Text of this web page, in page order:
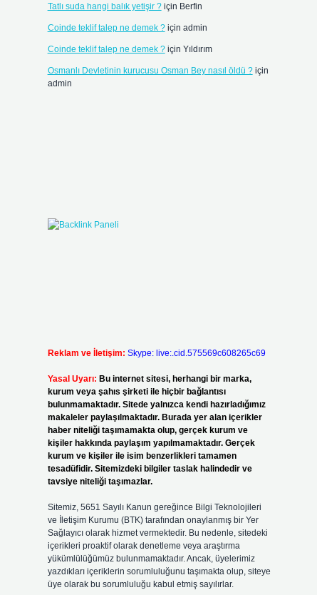
Tatlı suda hangi balık yetişir ?için Berfin
Coinde teklif talep ne demek ?için admin
Coinde teklif talep ne demek ?için Yıldırım
Osmanlı Devletinin kurucusu Osman Bey nasıl öldü ?için
admin
Reklam ve İletişim: Skype: live:.cid.575569c608265c69
Yasal Uyarı: Bu internet sitesi, herhangi bir marka,
kurum veya şahıs şirketi ile hiçbir bağlantısı
bulunmamaktadır. Sitede yalnızca kendi hazırladığımız
makaleler paylaşılmaktadır. Burada yer alan içerikler
haber niteliği taşımamakta olup, gerçek kurum ve
kişiler hakkında paylaşım yapılmamaktadır. Gerçek
kurum ve kişiler ile isim benzerlikleri tamamen
tesadüfidir. Sitemizdeki bilgiler taslak halindedir ve
tavsiye niteliği taşımazlar.
Sitemiz, 5651 Sayılı Kanun gereğince Bilgi Teknolojileri
ve İletişim Kurumu (BTK) tarafından onaylanmış bir Yer
Sağlayıcı olarak hizmet vermektedir. Bu nedenle, sitedeki
içerikleri proaktif olarak denetleme veya araştırma
yükümlülüğümüz bulunmamaktadır. Ancak, üyelerimiz
yazdıkları içeriklerin sorumluluğunu taşımakta olup, siteye
üye olarak bu sorumluluğu kabul etmiş sayılırlar.